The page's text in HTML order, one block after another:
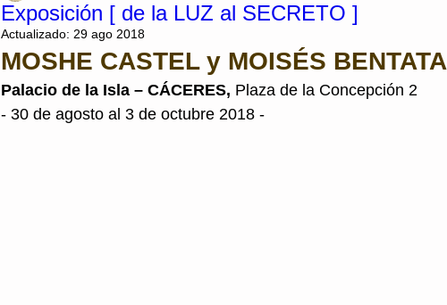
Exposición [ de la LUZ al SECRETO ]
Actualizado: 29 ago 2018
MOSHE CASTEL y MOISÉS BENTATA
Palacio de la Isla – CÁCERES, Plaza de la Concepción 2
- 30 de agosto al 3 de octubre 2018 -